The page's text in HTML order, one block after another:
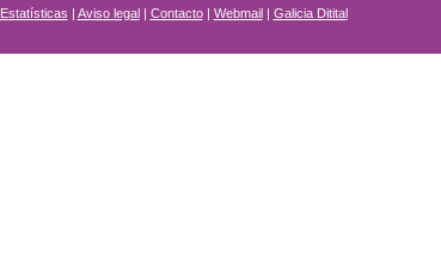
Estatísticas | Aviso legal| Contacto| Webmail| Galicia Ditital